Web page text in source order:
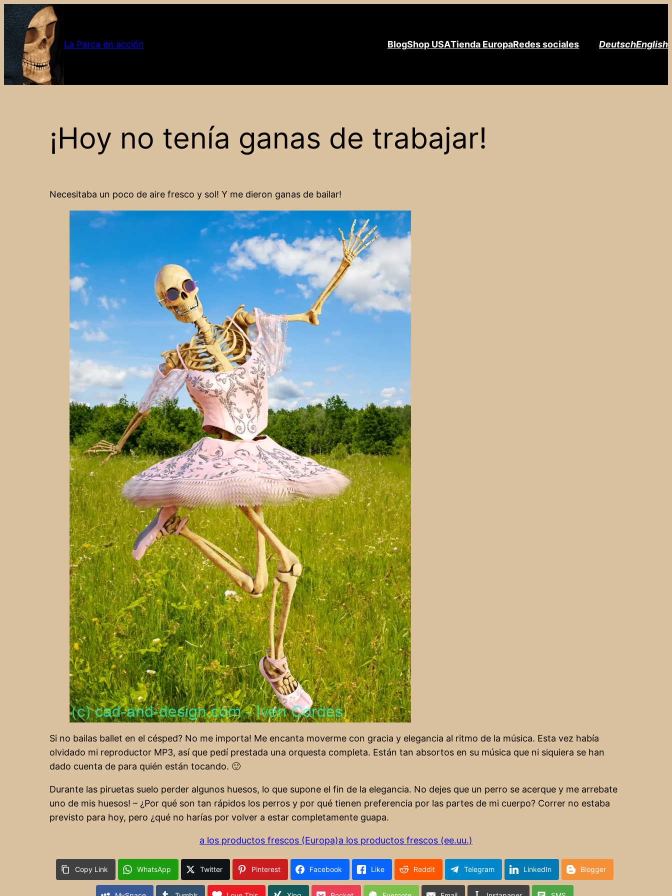
Saltar
al
contenido
La Parca en acción BlogShop USATienda EuropaRedes sociales DeutschEnglish
¡Hoy no tenía ganas de trabajar!
Necesitaba un poco de aire fresco y sol! Y me dieron ganas de bailar!
Si no bailas ballet en el césped? No me importa! Me encanta moverme con gracia y elegancia al ritmo de la música. Esta vez había
olvidado mi reproductor MP3, así que pedí prestada una orquesta completa. Están tan absortos en su música que ni siquiera se han
dado cuenta de para quién están tocando. 🙂
Durante las piruetas suelo perder algunos huesos, lo que supone el fin de la elegancia. No dejes que un perro se acerque y me arrebate
uno de mis huesos! – ¿Por qué son tan rápidos los perros y por qué tienen preferencia por las partes de mi cuerpo? Correr no estaba
previsto para hoy, pero ¿qué no harías por volver a estar completamente guapa.
a los productos frescos (Europa)a los productos frescos (ee.uu.)
Copy Link WhatsApp Twitter Pinterest Facebook Like Reddit Telegram LinkedIn Blogger